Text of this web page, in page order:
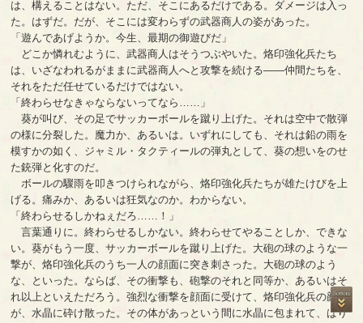
は、構えることはない。ただ、そこにあるだけである。ダメージは入っ
た。はずだ。だが、そこには変わらずの武器商人の姿があった。
「遊んであげようか。今生、最期の御遊びだ」
どこか憐れむように、武器商人はそうつぶやいた。烙印強化兵たち
は、いざなわれるがままに武器商人へと攻撃を続ける――仲間たちを、
それをただ任せているだけではない。
「終わらせなきゃならないってなら……」
葵が叫び、その足でサッカーボールを蹴り上げた。それは空中で散弾
の様に分裂した。魔力か、あるいは。いずれにしても、それは鉛の雨を
模すかの如く、ジャミル・タクティールの弾丸として、葵の想いをのせ
た銃弾と化すのだ。
ボールの驟雨を叩きつけられながら、烙印強化兵たちが雄たけびを上
げる。痛みか、あるいは狂気なのか。わからない。
「終わらせるしかねぇだろ……！」
言葉通りに。終わらせるしかない。終わらせてやることしか、できな
い。葵がもう一度、サッカーボールを蹴り上げた。大砲の球のような一
撃が、烙印強化兵のうち一人の顔面に突き刺さった。大砲の球のよう
な、といった。ならば、その衝撃も、砲撃のそれと同等か、あるいはそ
れ以上といえただろう。強烈な衝撃を顔面に受けて、烙印強化兵の顔面
が、水晶に砕け散った。その体があっという間に水晶に包まれて、ばり